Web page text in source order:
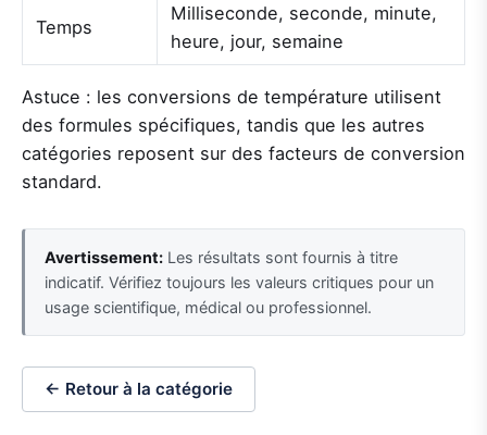
Temps
Milliseconde, seconde, minute,
heure, jour, semaine
Astuce : les conversions de température utilisent
des formules spécifiques, tandis que les autres
catégories reposent sur des facteurs de conversion
standard.
Avertissement: Les résultats sont fournis à titre
indicatif. Vérifiez toujours les valeurs critiques pour un
usage scientifique, médical ou professionnel.
← Retour à la catégorie